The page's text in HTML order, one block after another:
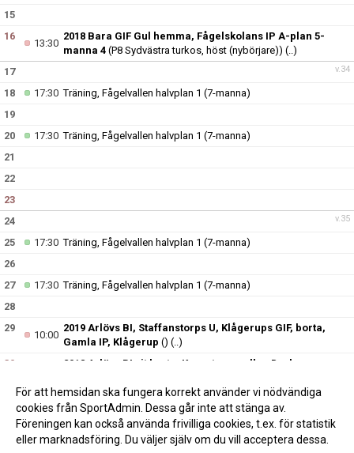
15
16
13:30
2018 Bara GIF Gul hemma, Fågelskolans IP A-plan 5-
manna 4 (P8 Sydvästra turkos, höst (nybörjare)) (..)
v.34
17
18
17:30Träning, Fågelvallen halvplan 1 (7-manna)
19
20
17:30Träning, Fågelvallen halvplan 1 (7-manna)
21
22
23
v.35
24
25
17:30Träning, Fågelvallen halvplan 1 (7-manna)
26
27
17:30Träning, Fågelvallen halvplan 1 (7-manna)
28
29
10:00
2019 Arlövs BI, Staffanstorps U, Klågerups GIF, borta,
Gamla IP, Klågerup () (..)
30
2018 Arlövs BI vit borta, Kronetorpsvallen D-plan
För att hemsidan ska fungera korrekt använder vi nödvändiga
cookies från SportAdmin. Dessa går inte att stänga av.
Föreningen kan också använda frivilliga cookies, t.ex. för statistik
eller marknadsföring. Du väljer själv om du vill acceptera dessa.